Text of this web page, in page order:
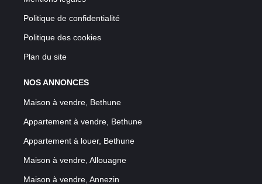
Politique de confidentialité
Politique des cookies
Plan du site
NOS ANNONCES
Maison à vendre, Bethune
Appartement à vendre, Bethune
Appartement à louer, Bethune
Maison à vendre, Allouagne
Maison à vendre, Annezin